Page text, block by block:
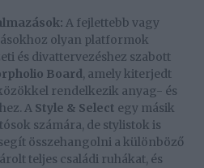
A fejlettebb vagy
olyan platformok
és divattervezéshez szabott
Board , amely kiterjedt
rendelkezik anyag- és
A Style & Select egy másik
számára, de stylistok is
összehangolni a különböző
teljes családi ruhákat, és